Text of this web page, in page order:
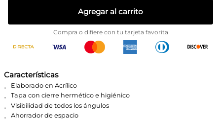
Agregar al carrito
Compra o difiere con tu tarjeta favorita
Características
Elaborado en Acrílico
Tapa con cierre hermético e higiénico
Visibilidad de todos los ángulos
Ahorrador de espacio